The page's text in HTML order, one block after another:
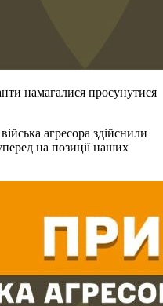
намагалися просунутися
агресора здійснили
на позиції наших